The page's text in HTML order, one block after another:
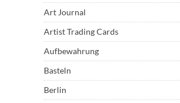
Art Journal
Artist Trading Cards
Aufbewahrung
Basteln
Berlin